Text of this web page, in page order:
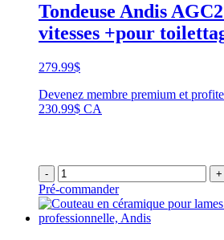
Tondeuse Andis
vitesses +pour
279.99$
Devenez membre premium et
230.99$ CA
- +
Pré-commander